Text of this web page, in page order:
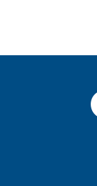
applicabile
manufatti in